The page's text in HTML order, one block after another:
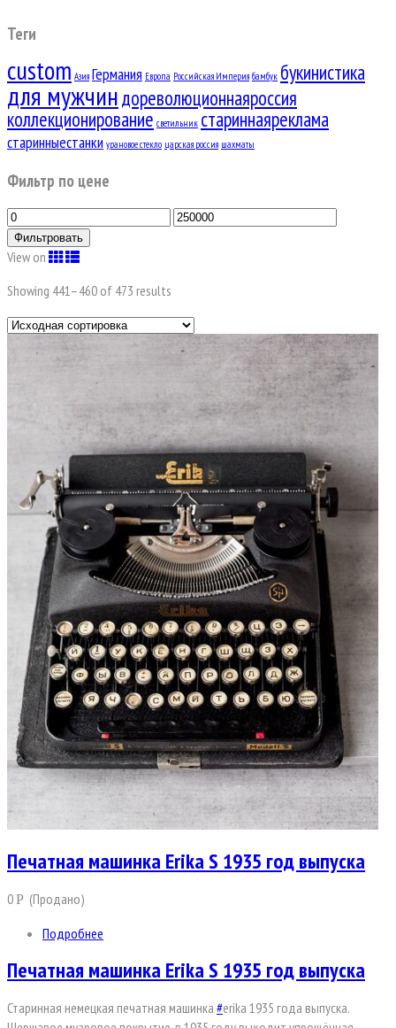
Теги
custom Азия Германия Европа Российская Империя бамбук букинистика
для мужчиндореволюционнаяроссия
коллекционирование светильник стариннаяреклама
старинныестанки урановое стекло царская россия шахматы
Фильтр по цене
Фильтровать
View on
Showing 441–460 of 473 results
Печатная машинка Erika S 1935 год выпуска
0Р (Продано)
Подробнее
Печатная машинка Erika S 1935 год выпуска
Старинная немецкая печатная машинка #erika 1935 года выпуска.